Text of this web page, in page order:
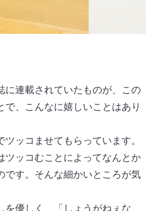
に連載されていたものが、この
で、こんなに嬉しいことはあり
ッコませてもらっています。
ツッコむことによってなんとか
です。そんな細かいところが気
を優しく、「しょうがねぇな